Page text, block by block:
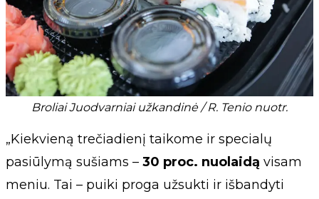
Broliai Juodvarniai užkandinė / R. Tenio nuotr.
„Kiekvieną trečiadienį taikome ir specialų
pasiūlymą sušiams – 30 proc. nuolaidą visam
meniu. Tai – puiki proga užsukti ir išbandyti